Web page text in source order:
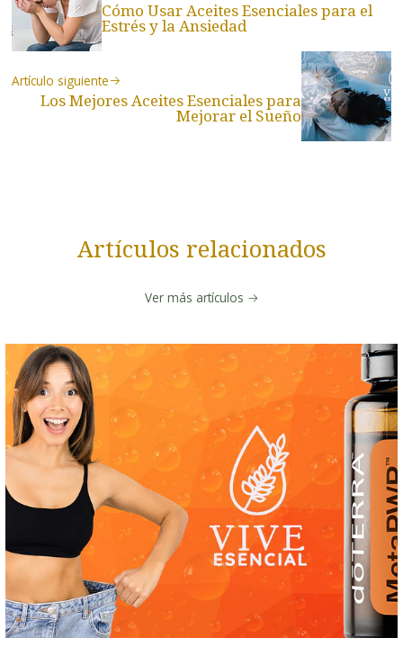
Cómo Usar Aceites Esenciales para el
Estrés y la Ansiedad
Artículo siguiente
Los Mejores Aceites Esenciales para
Mejorar el Sueño
Artículos relacionados
Ver más artículos